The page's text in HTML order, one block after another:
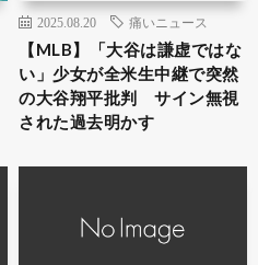
2025.08.20 痛いニュース
【MLB】「大谷は謙虚ではな
い」少女が全米生中継で突然
の大谷翔平批判 サイン無視
された過去明かす